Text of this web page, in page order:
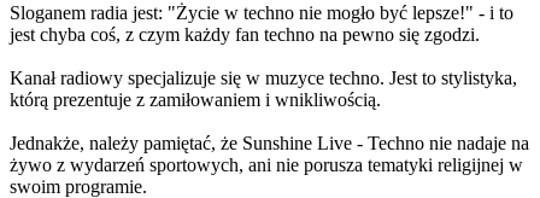
Sloganem radia jest: "Życie w techno nie mogło być lepsze!" - i to
jest chyba coś, z czym każdy fan techno na pewno się zgodzi.
Kanał radiowy specjalizuje się w muzyce techno. Jest to stylistyka,
którą prezentuje z zamiłowaniem i wnikliwością.
Jednakże, należy pamiętać, że Sunshine Live - Techno nie nadaje na
żywo z wydarzeń sportowych, ani nie porusza tematyki religijnej w
swoim programie.